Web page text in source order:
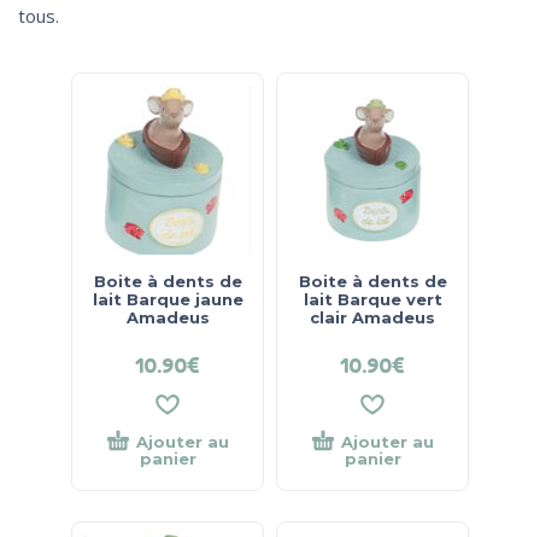
tous.
Boite à dents de
lait Barque jaune
Amadeus
10.90€
Ajouter au
panier
Boite à dents de
lait Barque vert
clair Amadeus
10.90€
Ajouter au
panier